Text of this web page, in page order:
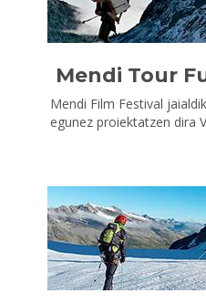
Mendi Tour
Mendi Film Festival
egunez proiektatzen dira